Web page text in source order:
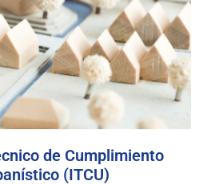
de Cumplimiento
(ITCU)